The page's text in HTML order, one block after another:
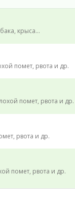
крыса...
помет, рвота и др.
помет, рвота и др.
рвота и др.
помет, рвота и др.